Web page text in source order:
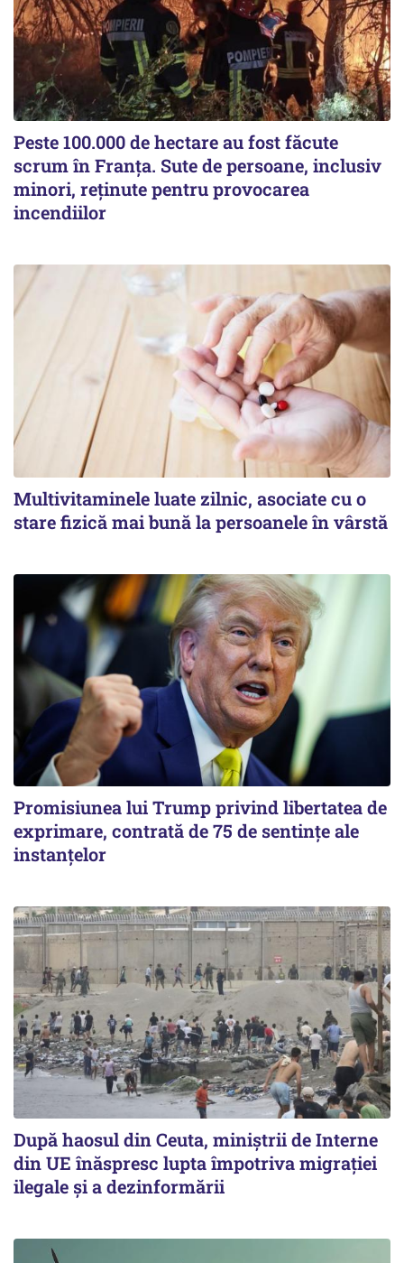
Peste 100.000 de hectare au fost făcute
scrum în Franța. Sute de persoane, inclusiv
minori, reținute pentru provocarea
incendiilor
Multivitaminele luate zilnic, asociate cu o
stare fizică mai bună la persoanele în vârstă
Promisiunea lui Trump privind libertatea de
exprimare, contrată de 75 de sentințe ale
instanțelor
După haosul din Ceuta, miniștrii de Interne
din UE înăspresc lupta împotriva migrației
ilegale și a dezinformării